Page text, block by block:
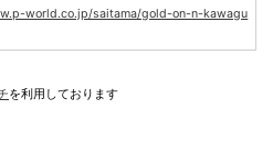
world.co.jp/saitama/gold-on-n-kawagu
を利用しております